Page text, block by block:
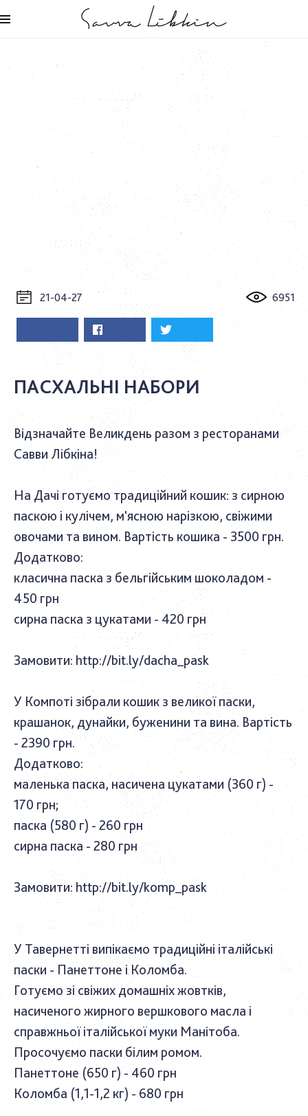
21-04-27 6951
ПАСХАЛЬНІ НАБОРИ
Відзначайте Великдень разом з ресторанами
Савви Лібкіна!
На Дачі готуємо традиційний кошик: з сирною
паскою і кулічем, м'ясною нарізкою, свіжими
овочами та вином. Вартість кошика - 3500 грн.
Додатково:
класична паска з бельгійським шоколадом -
450 грн
сирна паска з цукатами - 420 грн
Замовити: http://bit.ly/dacha_pask
У Компоті зібрали кошик з великої паски,
крашанок, дунайки, буженини та вина. Вартість
- 2390 грн.
Додатково:
маленька паска, насичена цукатами (360 г) -
170 грн;
паска (580 г) - 260 грн
сирна паска - 280 грн
Замовити: http://bit.ly/komp_pask
У Тавернетті випікаємо традиційні італійські
паски - Панеттоне і Коломба.
Готуємо зі свіжих домашніх жовтків,
насиченого жирного вершкового масла і
справжньої італійської муки Манітоба.
Просочуємо паски білим ромом.
Панеттоне (650 г) - 460 грн
Коломба (1,1-1,2 кг) - 680 грн